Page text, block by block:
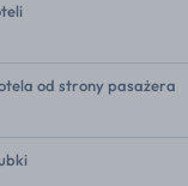
od strony pasażera